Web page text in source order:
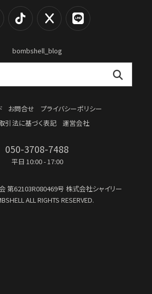
bombshell_blog
お問合せ
プライバシーポリシー
引法に基づく表記
運営会社
050-3708-7488
平日 10:00 - 17:00
第62103R080469号 株式会社シャイリー
ALL RIGHTS RESERVED.